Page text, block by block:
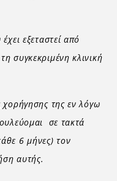
εξεταστεί από
συγκεκριμένη κλινική
χορήγησης της εν λόγω
σε τακτά
6 μήνες) τον
αυτής.